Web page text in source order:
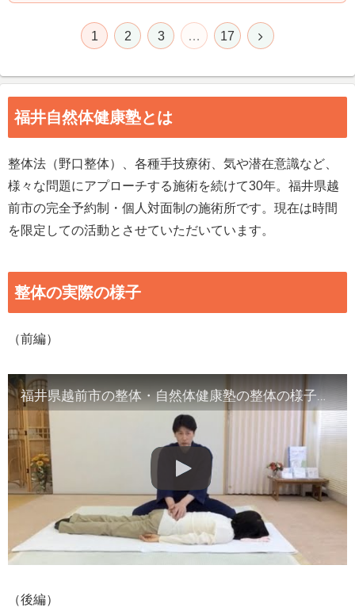
1 2 3 … 17
福井自然体健康塾とは
整体法（野口整体）、各種手技療術、気や潜在意識など、
様々な問題にアプローチする施術を続けて30年。福井県越
前市の完全予約制・個人対面制の施術所です。現在は時間
を限定しての活動とさせていただいています。
整体の実際の様子
（前編）
福井県越前市の整体・自然体健康塾の整体の様子（1）背骨の観察／骨盤他
（後編）